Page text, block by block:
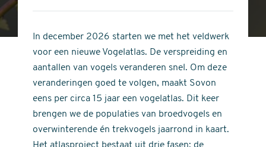
stars
of
stars
In december 2026 starten we met het veldwerk
voor een nieuwe Vogelatlas. De verspreiding en
aantallen van vogels veranderen snel. Om deze
veranderingen goed te volgen, maakt Sovon
eens per circa 15 jaar een vogelatlas. Dit keer
brengen we de populaties van broedvogels en
overwinterende én trekvogels jaarrond in kaart.